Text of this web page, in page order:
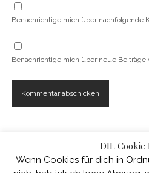
Benachrichtige mich über nachfolgende
Benachrichtige mich über neue Beiträge
DIE Cookie
Wenn Cookies für dich in